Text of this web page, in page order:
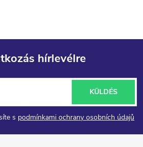
hírlevélre
s podmínkami ochrany osobních údajů
KÜLDÉS